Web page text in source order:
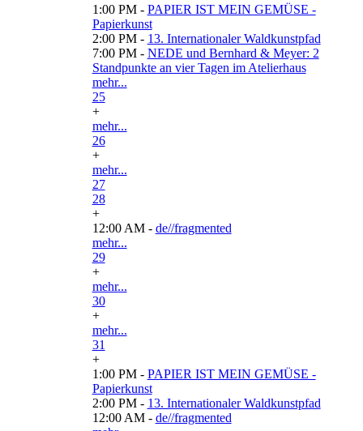
1:00 PM - PAPIER IST MEIN GEMÜSE -
Papierkunst
2:00 PM - 13. Internationaler Waldkunstpfad
7:00 PM - NEDE und Bernhard & Meyer: 2
Standpunkte an vier Tagen im Atelierhaus
mehr...
25
+
mehr...
26
+
mehr...
27
28
+
12:00 AM - de//fragmented
mehr...
29
+
mehr...
30
+
mehr...
31
+
1:00 PM - PAPIER IST MEIN GEMÜSE -
Papierkunst
2:00 PM - 13. Internationaler Waldkunstpfad
12:00 AM - de//fragmented